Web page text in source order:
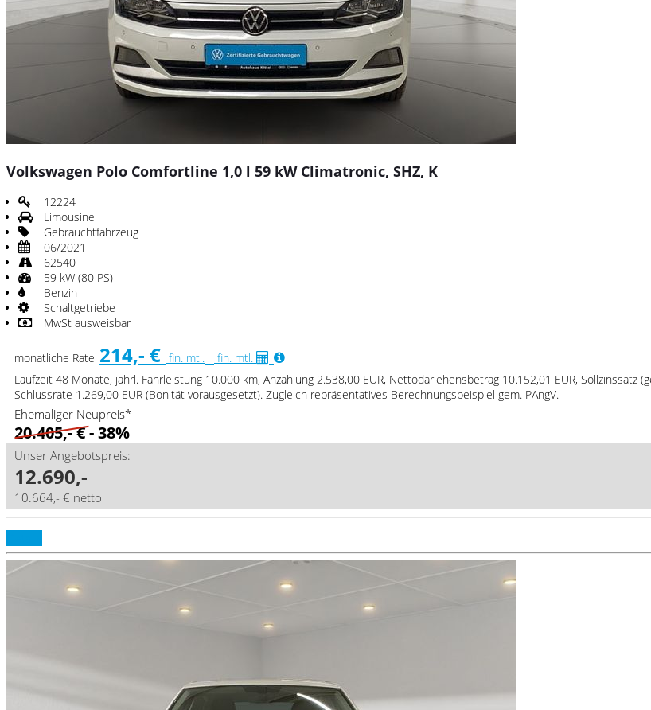
Volkswagen Polo Comfortline 1,0 l 59 kW Climatronic, SHZ, K
12224
Limousine
Gebrauchtfahrzeug
06/2021
62540
59 kW (80 PS)
Benzin
Schaltgetriebe
MwSt ausweisbar
monatliche Rate 214,- € fin. mtl.
fin. mtl.
Laufzeit 48 Monate, jährl. Fahrleistung 10.000 km, Anzahlung 2.538,00 EUR, Nettodarlehensbetrag 10.152,01 EUR, Sollzinssatz
Schlussrate 1.269,00 EUR (Bonität vorausgesetzt). Zugleich repräsentatives Berechnungsbeispiel gem. PAngV.
Ehemaliger Neupreis*
20.405,- €- 38%
Unser Angebotspreis:
12.690,-
10.664,- € netto